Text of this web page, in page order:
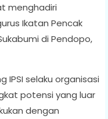
menghadiri
Ikatan Pencak
di Pendopo,
IPSI selaku organisasi
potensi yang luar
dengan